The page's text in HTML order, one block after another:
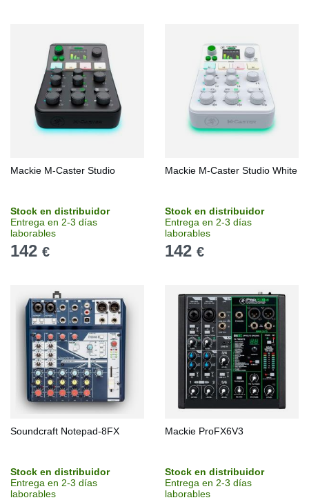
Mackie M-Caster Studio
Stock en distribuidor
Entrega en 2-3 días
laborables
142 €
Mackie M-Caster Studio White
Stock en distribuidor
Entrega en 2-3 días
laborables
142 €
Soundcraft Notepad-8FX
Stock en distribuidor
Entrega en 2-3 días
laborables
Mackie ProFX6V3
Stock en distribuidor
Entrega en 2-3 días
laborables